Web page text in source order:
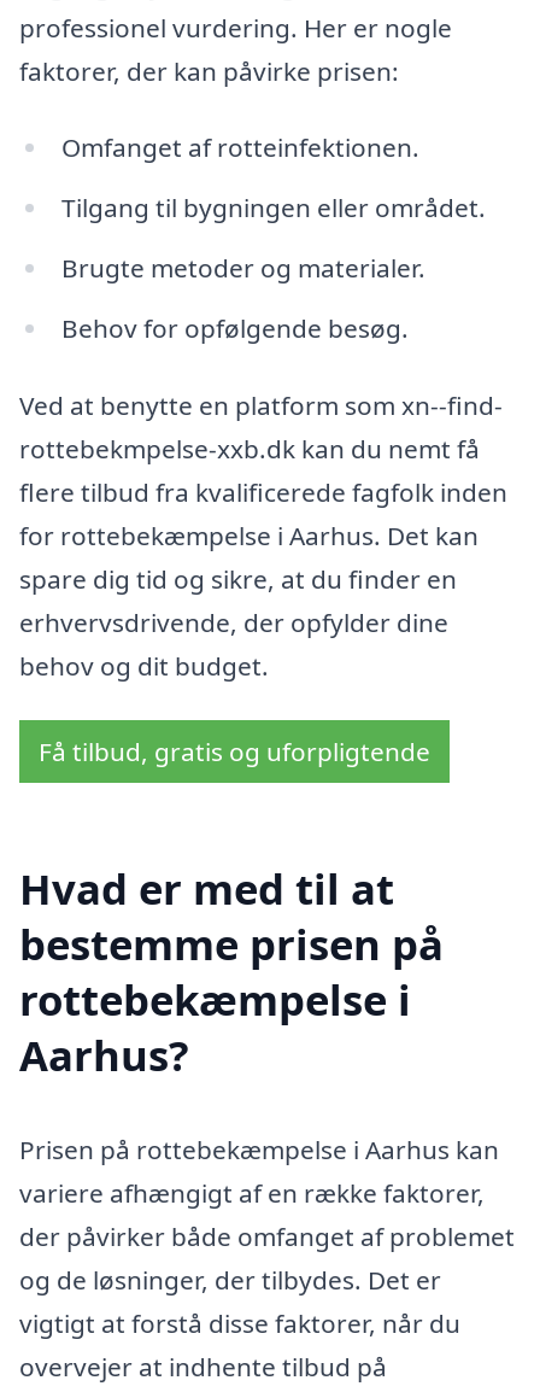
professionel vurdering. Her er nogle
faktorer, der kan påvirke prisen:
Omfanget af rotteinfektionen.
Tilgang til bygningen eller området.
Brugte metoder og materialer.
Behov for opfølgende besøg.
Ved at benytte en platform som xn--find-
rottebekmpelse-xxb.dk kan du nemt få
flere tilbud fra kvalificerede fagfolk inden
for rottebekæmpelse i Aarhus. Det kan
spare dig tid og sikre, at du finder en
erhvervsdrivende, der opfylder dine
behov og dit budget.
Få tilbud, gratis og uforpligtende
Hvad er med til at
bestemme prisen på
rottebekæmpelse i
Aarhus?
Prisen på rottebekæmpelse i Aarhus kan
variere afhængigt af en række faktorer,
der påvirker både omfanget af problemet
og de løsninger, der tilbydes. Det er
vigtigt at forstå disse faktorer, når du
overvejer at indhente tilbud på